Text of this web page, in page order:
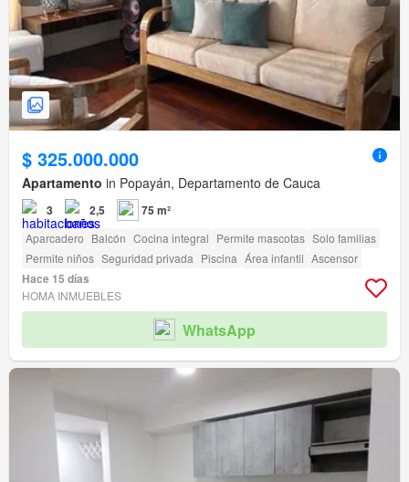
$ 325.000.000
Apartamento in Popayán, Departamento de Cauca
3 2,5 75 m²
Aparcadero Balcón Cocina integral Permite mascotas Solo familias
Permite niños Seguridad privada Piscina Área infantil Ascensor
Hace 15 días
HOMA INMUEBLES
WhatsApp